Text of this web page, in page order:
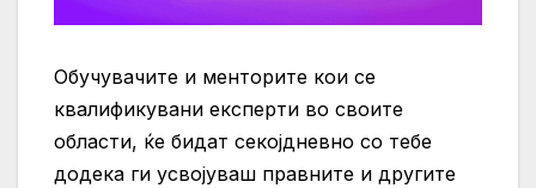
Обучувачите и менторите кои се
квалификувани експерти во своите
области, ќе бидат секојдневно со тебе
додека ги усвојуваш правните и другите